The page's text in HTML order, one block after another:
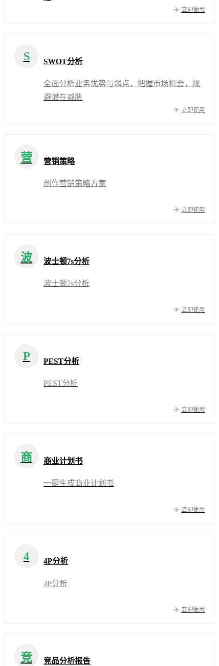
立即使用
S SWOT分析
全面分析业务优势与弱点，把握市场机会，规
避潜在威胁
立即使用
营 营销策略
创作营销策略方案
立即使用
波 波士顿7s分析
波士顿7s分析
立即使用
P PEST分析
PEST分析
立即使用
商 商业计划书
一键生成商业计划书
立即使用
4 4P分析
4P分析
立即使用
竞 竞品分析报告